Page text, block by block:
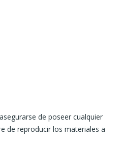
de poseer cualquier
de reproducir los materiales a